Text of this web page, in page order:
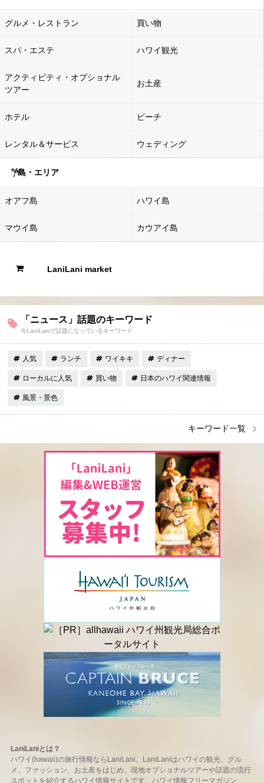
グルメ・レストラン 買い物
スパ・エステ ハワイ観光
アクティビティ・オプショナル
ツアー
お土産
ホテル ビーチ
レンタル＆サービス ウェディング
島・エリア
オアフ島 ハワイ島
マウイ島 カウアイ島
LaniLani market
「ニュース」話題のキーワード
今LaniLaniで話題になっているキーワード
人気 ランチ ワイキキ ディナー
ローカルに人気 買い物 日本のハワイ関連情報
風景・景色
キーワード一覧
LaniLaniとは？
ハワイ(hawaii)の旅行情報ならLaniLani。LaniLaniはハワイの観光、グル
メ、ファッション、お土産をはじめ、現地オプショナルツアーや話題の流行
スポットを紹介するハワイ情報サイトです。ハワイ情報フリーマガジン